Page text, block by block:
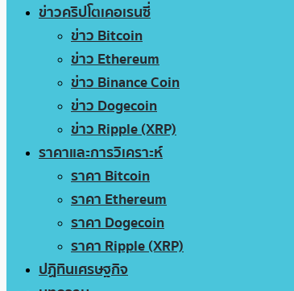
ข่าวคริปโตเคอเรนซี่
ข่าว Bitcoin
ข่าว Ethereum
ข่าว Binance Coin
ข่าว Dogecoin
ข่าว Ripple (XRP)
ราคาและการวิเคราะห์
ราคา Bitcoin
ราคา Ethereum
ราคา Dogecoin
ราคา Ripple (XRP)
ปฏิทินเศรษฐกิจ